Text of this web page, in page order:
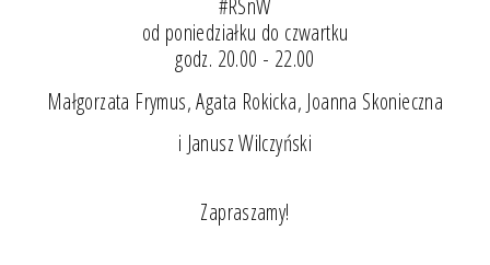
od poniedziałku do czwartku
godz. 20.00 - 22.00
Małgorzata Frymus, Agata Rokicka, Joanna Skonieczna
i Janusz Wilczyński
Zapraszamy!